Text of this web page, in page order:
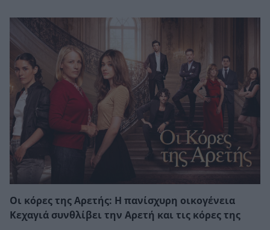
Οι κόρες της Αρετής: Η πανίσχυρη οικογένεια
Κεχαγιά συνθλίβει την Αρετή και τις κόρες της